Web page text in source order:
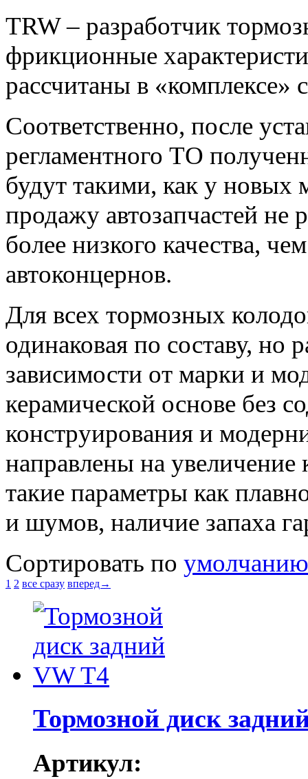
TRW – разработчик
фрикционные
рассчитаны в
Соответственно, после
регламентного ТО
будут такими, как у новых
продажу автозапчастей не
более низкого качества,
автоконцернов.
Для всех тормозных
одинаковая по составу, но
зависимости от марки и
керамической основе без
конструирования и
направлены на
такие параметры как
и шумов, наличие запаха
Сортировать по умолчанию
1 2 все сразу вперед→
Тормозной диск
Артикул: